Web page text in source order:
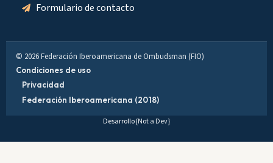
Formulario de contacto
© 2026 Federación Iberoamericana de Ombudsman (FIO)
Condiciones de uso
Privacidad
Federación Iberoamericana (2018)
Desarrollo{Not a Dev}